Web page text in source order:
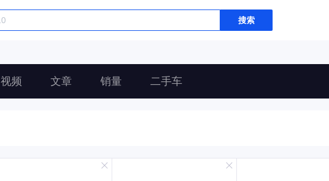
搜索
视频 文章 销量 二手车